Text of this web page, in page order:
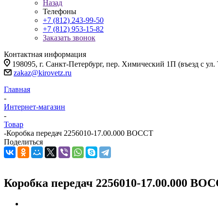
Назад
Телефоны
+7 (812) 243-99-50
+7 (812) 953-15-82
Заказать звонок
Контактная информация
198095, г. Санкт-Петербург, пер. Химический 1П (въезд с
zakaz@kirovetz.ru
Главная
-
Интернет-магазин
-
Товар
-Коробка передач 2256010-17.00.000 ВОССТ
Поделиться
Коробка передач 2256010-17.00.000